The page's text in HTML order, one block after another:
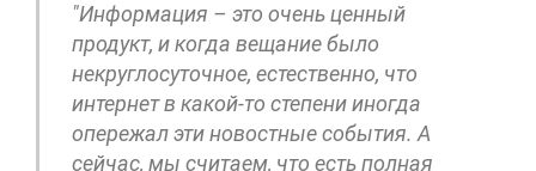
"Информация – это очень ценный
продукт, и когда вещание было
некруглосуточное, естественно, что
интернет в какой-то степени иногда
опережал эти новостные события. А
сейчас, мы считаем, что есть полная